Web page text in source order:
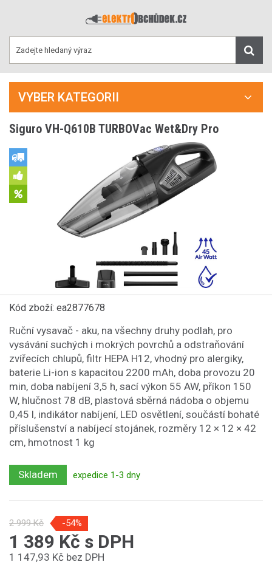
VYBER KATEGORII
Siguro VH-Q610B TURBOVac Wet&Dry Pro
Kód zboží: ea2877678
Ruční vysavač - aku, na všechny druhy podlah, pro
vysávání suchých i mokrých povrchů a odstraňování
zvířecích chlupů, filtr HEPA H12, vhodný pro alergiky,
baterie Li-ion s kapacitou 2200 mAh, doba provozu 20
min, doba nabíjení 3,5 h, sací výkon 55 AW, příkon 150
W, hlučnost 78 dB, plastová sběrná nádoba o objemu
0,45 l, indikátor nabíjení, LED osvětlení, součástí bohaté
příslušenství a nabíjecí stojánek, rozměry 12 × 12 × 42
cm, hmotnost 1 kg
Skladem expedice 1-3 dny
2 999 Kč -54%
1 389 Kč s DPH
1 147,93 Kč bez DPH